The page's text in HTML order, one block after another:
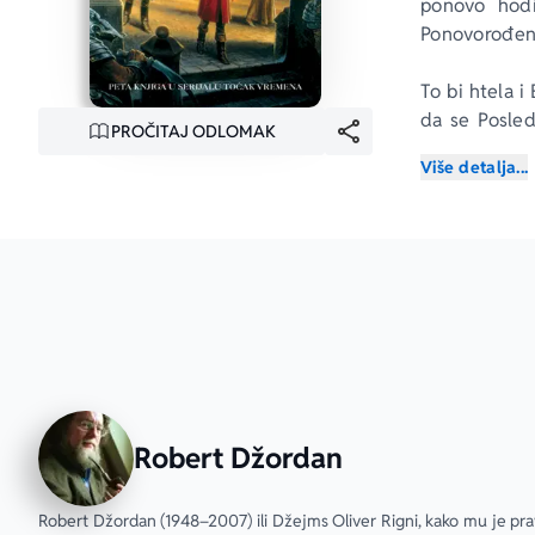
PROČITAJ ODLOMAK
ponovo
To bi htela i
da se
smrt, baš
Više detalja...
Robert Džordan
Robert Džordan (1948–2007) ili Džejms Oliver Rigni, kako mu je